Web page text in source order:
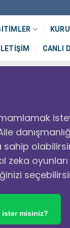
CANLI
zeka
ister misiniz?